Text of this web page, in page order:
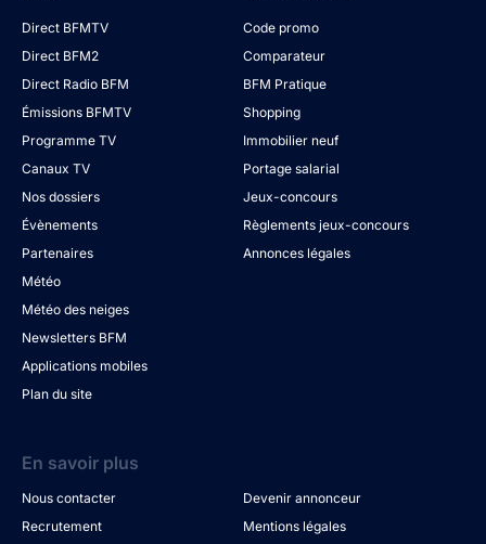
Direct BFMTV
Direct BFM2
Direct Radio BFM
Émissions BFMTV
Programme TV
Canaux TV
Nos dossiers
Évènements
Partenaires
Météo
Météo des neiges
Newsletters BFM
Applications mobiles
Plan du site
Code promo
Comparateur
BFM Pratique
Shopping
Immobilier neuf
Portage salarial
Jeux-concours
Règlements jeux-concours
Annonces légales
En savoir plus
Nous contacter
Devenir annonceur
Recrutement
Mentions légales